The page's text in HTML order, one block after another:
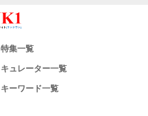
特集一覧
キュレーター一覧
キーワード一覧